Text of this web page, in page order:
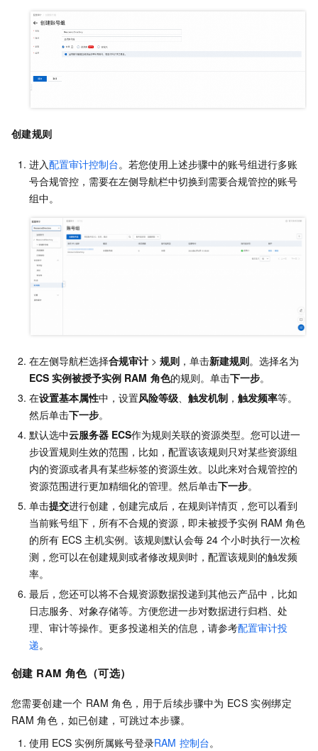
创建规则
进入配置审计控制台。若您使用上述步骤中的账号组进行多账
号合规管控，需要在左侧导航栏中切换到需要合规管控的账号
组中。
在左侧导航栏选择合规审计 > 规则 ，单击新建规则。选择名为
ECS 实例被授予实例 RAM 角色的规则。单击下一步。
在设置基本属性中，设置风险等级 触发机制 ， 触发频率等。
然后单击下一步。
默认选中云服务器 ECS作为规则关联的资源类型。您可以进一
步设置规则生效的范围，比如，配置该该规则只对某些资源组
内的资源或者具有某些标签的资源生效。以此来对合规管控的
资源范围进行更加精细化的管理。然后单击下一步。
单击提交进行创建，创建完成后，在规则详情页，您可以看到
当前账号组下，所有不合规的资源，即未被授予实例 RAM 角色
的所有 ECS 主机实例。该规则默认会每 24 个小时执行一次检
测，您可以在创建规则或者修改规则时，配置该规则的触发频
率。
最后，您还可以将不合规资源数据投递到其他云产品中，比如
日志服务、对象存储等。方便您进一步对数据进行归档、处
理、审计等操作。更多投递相关的信息，请参考配置审计投
递。
创建 RAM 角色（可选）
您需要创建一个 RAM 角色，用于后续步骤中为 ECS 实例绑定
RAM 角色，如已创建，可跳过本步骤。
使用 ECS 实例所属账号登录RAM 控制台。